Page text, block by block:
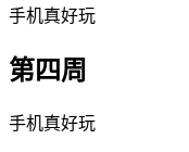
手机真好玩
第四周
手机真好玩